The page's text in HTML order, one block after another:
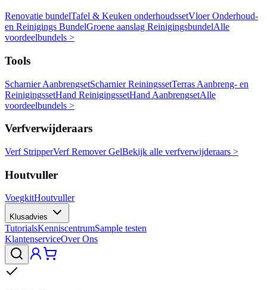
Renovatie bundelTafel & Keuken onderhoudssetVloer Onderhoud-
en Reinigings BundelGroene aanslag ReinigingsbundelAlle
voordeelbundels >
Tools
Scharnier AanbrengsetScharnier ReiningssetTerras Aanbreng- en
ReinigingssetHand ReinigingssetHand AanbrengsetAlle
voordeelbundels >
Verfverwijderaars
Verf StripperVerf Remover GelBekijk alle verfverwijderaars >
Houtvuller
VoegkitHoutvuller
Klusadvies
TutorialsKenniscentrumSample testen
KlantenserviceOver Ons